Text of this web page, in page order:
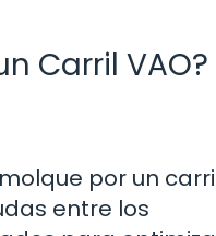
Carril VAO?
por un
entre los